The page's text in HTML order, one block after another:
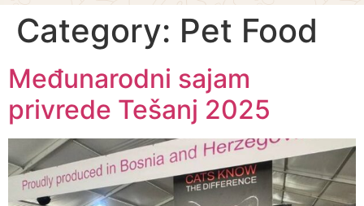
Category: Pet Food
Međunarodni sajam
privrede Tešanj 2025